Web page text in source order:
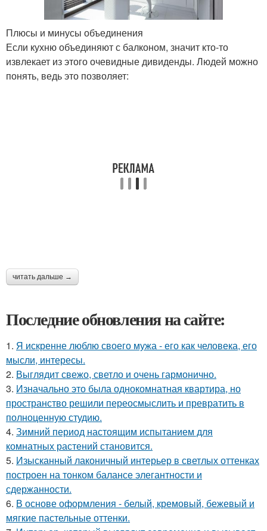
Плюсы и минусы объединения
Если кухню объединяют с балконом, значит кто-то
извлекает из этого очевидные дивиденды. Людей можно
понять, ведь это позволяет:
читать дальше →
Последние обновления на сайте:
1. Я искренне люблю своего мужа - его как человека, его
мысли, интересы.
2. Выглядит свежо, светло и очень гармонично.
3. Изначально это была однокомнатная квартира, но
пространство решили переосмыслить и превратить в
полноценную студию.
4. Зимний период настоящим испытанием для
комнатных растений становится.
5. Изысканный лаконичный интерьер в светлых оттенках
построен на тонком балансе элегантности и
сдержанности.
6. В основе оформления - белый, кремовый, бежевый и
мягкие пастельные оттенки.